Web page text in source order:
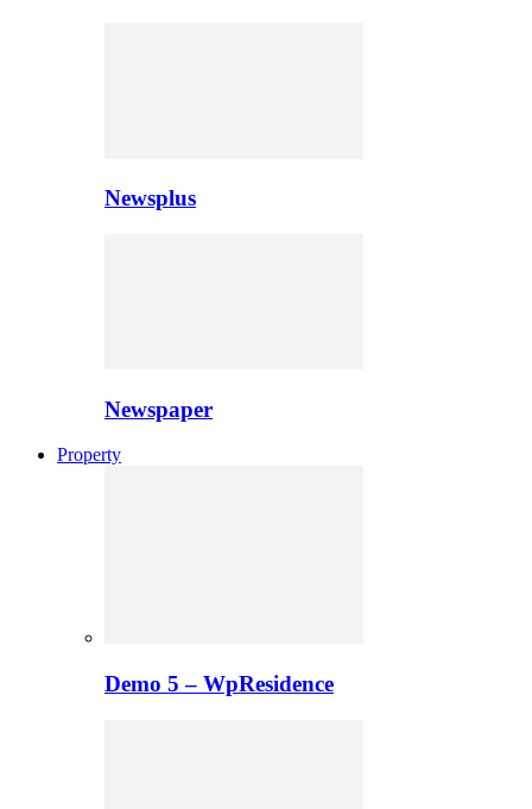
Newsplus
Newspaper
Property
Demo 5 – WpResidence